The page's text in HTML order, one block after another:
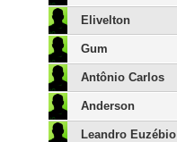
Elivelton
Gum
Antônio Carlos
Anderson
Leandro Euzébio